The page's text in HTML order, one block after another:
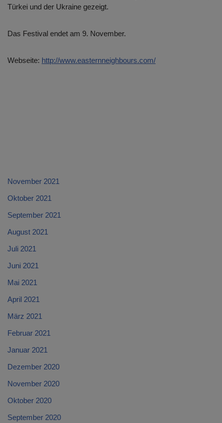
Türkei und der Ukraine gezeigt.
Das Festival endet am 9. November.
Webseite: http://www.easternneighbours.com/
November 2021
Oktober 2021
September 2021
August 2021
Juli 2021
Juni 2021
Mai 2021
April 2021
März 2021
Februar 2021
Januar 2021
Dezember 2020
November 2020
Oktober 2020
September 2020